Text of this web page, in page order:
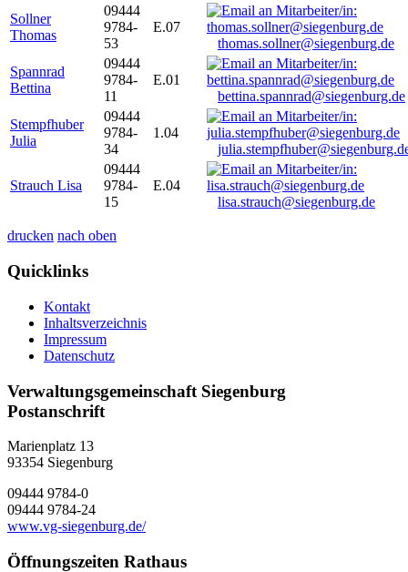
Sollner
Thomas
09444
9784-
53
E.07
thomas.sollner@siegenburg.de
Spannrad
Bettina
09444
9784-
11
E.01
bettina.spannrad@siegenburg.de
Stempfhuber
Julia
09444
9784-
34
1.04
Strauch Lisa
09444
9784-
15
E.04
lisa.strauch@siegenburg.de
drucken nach oben
Quicklinks
Kontakt
Inhaltsverzeichnis
Impressum
Datenschutz
Verwaltungsgemeinschaft Siegenburg
Postanschrift
Marienplatz 13
93354 Siegenburg
09444 9784-0
09444 9784-24
www.vg-siegenburg.de/
Öffnungszeiten Rathaus